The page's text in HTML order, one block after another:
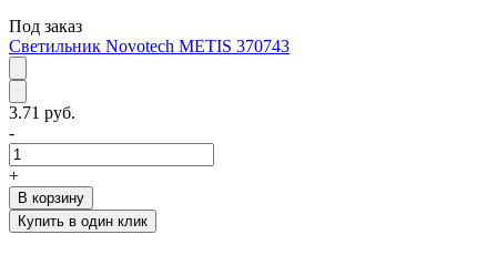
Под заказ
Светильник Novotech METIS 370743
3.71 руб.
-
+
В корзину
Купить в один клик